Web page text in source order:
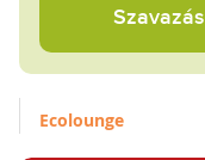
Szavazás
Ecolounge